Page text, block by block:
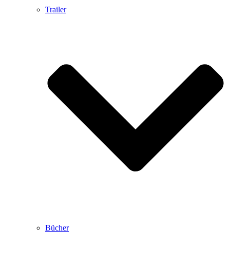
Trailer
Bücher